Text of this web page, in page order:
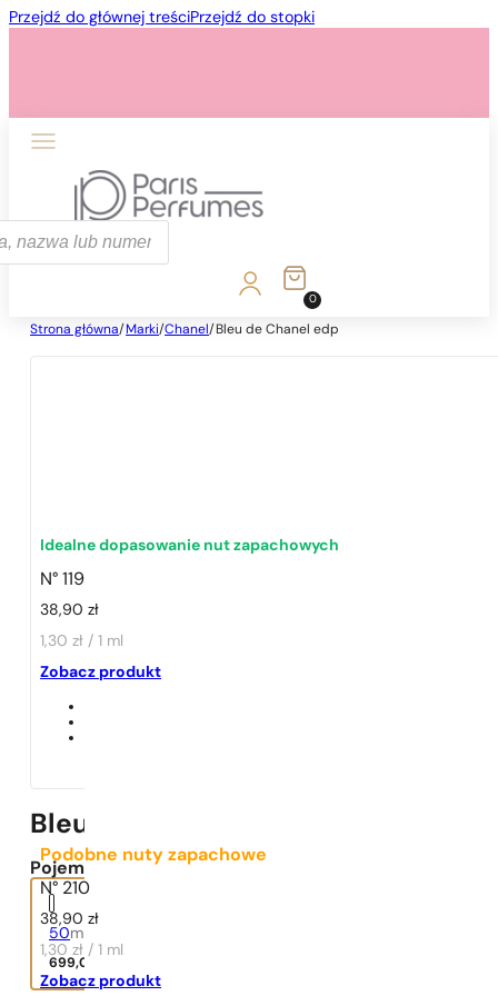
Przejdź do głównej treściPrzejdź do stopki
1 - 3 szt.
0
Strona główna/ Marki/Chanel/ Bleu de Chanel edp
Idealne dopasowanie nut zapachowych
N° 119
38,90zł
1,30 zł / 1 ml
Zobacz produkt
Podobne nuty zapachowe
N° 210
38,90zł
1,30 zł / 1 ml
Zobacz produkt
Bleu De Chanel Edp
Pojemność:
50ml
699,00